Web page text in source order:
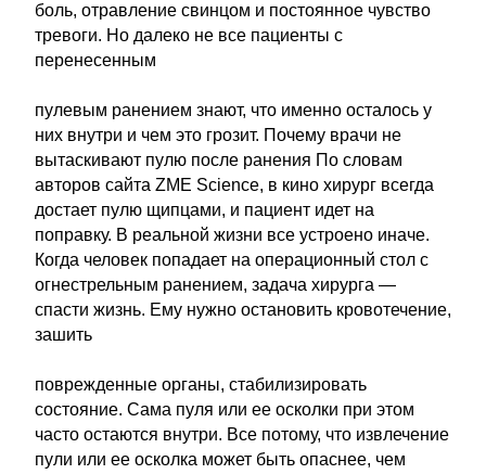
боль, отравление свинцом и постоянное чувство
тревоги. Но далеко не все пациенты с
перенесенным
пулевым ранением знают, что именно осталось у
них внутри и чем это грозит. Почему врачи не
вытаскивают пулю после ранения По словам
авторов сайта ZME Science, в кино хирург всегда
достает пулю щипцами, и пациент идет на
поправку. В реальной жизни все устроено иначе.
Когда человек попадает на операционный стол с
огнестрельным ранением, задача хирурга —
спасти жизнь. Ему нужно остановить кровотечение,
зашить
поврежденные органы, стабилизировать
состояние. Сама пуля или ее осколки при этом
часто остаются внутри. Все потому, что извлечение
пули или ее осколка может быть опаснее, чем